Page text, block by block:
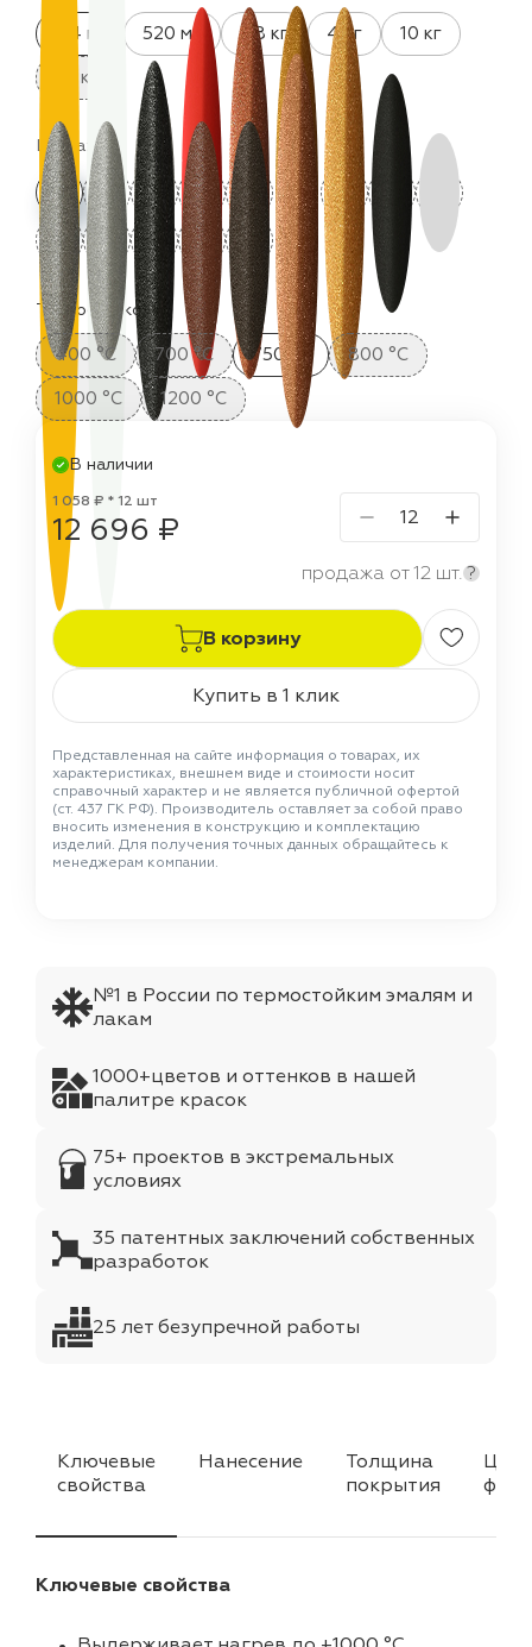
0.4 кг 520 мл 0.8 кг 4 кг
10 кг
25 кг
Цвета:
Термостойкость:
400 °C 700 °C 750 °C
800 °C
1000 °C
1200 °C
В наличии
1 058 ₽ * 12 шт
12 696 ₽
продажа от 12 шт. ?
В корзину
Купить в 1 клик
Представленная на сайте информация о товарах, их
характеристиках, внешнем виде и стоимости носит
справочный характер и не является публичной офертой
(ст. 437 ГК РФ). Производитель оставляет за собой право
вносить изменения в конструкцию и комплектацию
изделий. Для получения точных данных обращайтесь к
менеджерам компании.
№1 в России по термостойким эмалям и
лакам
1000+цветов и оттенков в нашей
палитре красок
75+ проектов в экстремальных
условиях
35 патентных заключений собственных
разработок
25 лет безупречной работы
Ключевые
свойства
Нанесение
Толщина
покрытия
Ключевые свойства